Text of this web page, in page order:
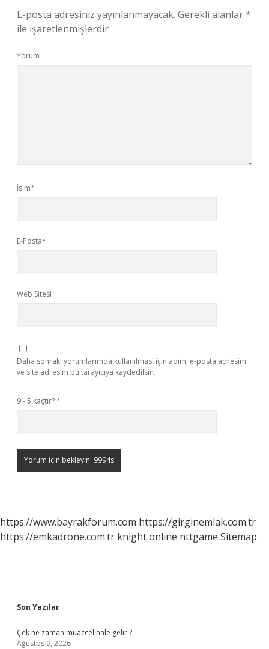
E-posta adresiniz yayınlanmayacak. Gerekli alanlar*
ile işaretlenmişlerdir
Yorum
İsim*
E-Posta*
Web Sitesi
Daha sonraki yorumlarımda kullanılması için adım, e-posta adresim
ve site adresim bu tarayıcıya kaydedilsin.
9 - 5 kaçtır?*
https://www.bayrakforum.com https://girginemlak.com.tr
https://emkadrone.com.tr knight online nttgame Sitemap
Sidebar
Son Yazılar
Çek ne zaman muaccel hale gelir ?
Ağustos 9, 2026